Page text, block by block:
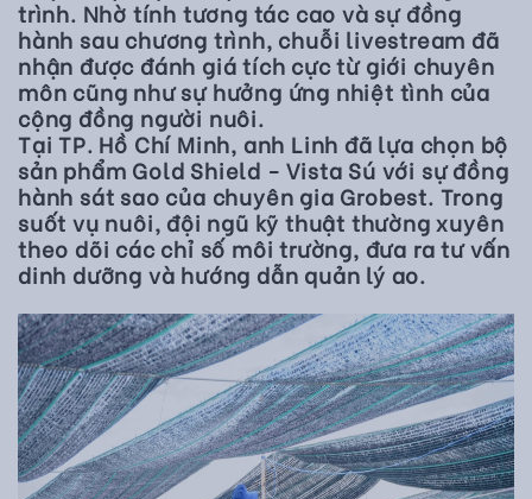
trình. Nhờ tính tương tác cao và sự đồng
hành sau chương trình, chuỗi livestream đã
nhận được đánh giá tích cực từ giới chuyên
môn cũng như sự hưởng ứng nhiệt tình của
cộng đồng người nuôi.
Tại TP. Hồ Chí Minh, anh Linh đã lựa chọn bộ
sản phẩm Gold Shield - Vista Sú với sự đồng
hành sát sao của chuyên gia Grobest. Trong
suốt vụ nuôi, đội ngũ kỹ thuật thường xuyên
theo dõi các chỉ số môi trường, đưa ra tư vấn
dinh dưỡng và hướng dẫn quản lý ao.